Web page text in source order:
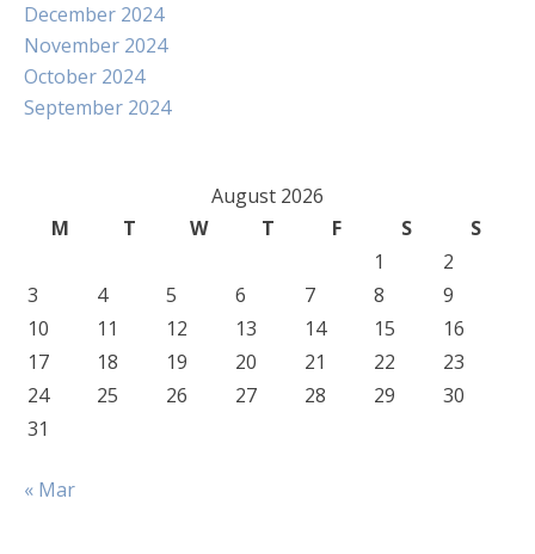
December 2024
November 2024
October 2024
September 2024
August 2026
M
T W T F S
S
1
2
3
4 5 6 7 8
9
10
11 12 13 14 15
16
17
18 19 20 21 22
23
24
25 26 27 28 29
30
31
« Mar